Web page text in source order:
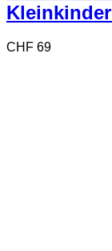
CHF 69